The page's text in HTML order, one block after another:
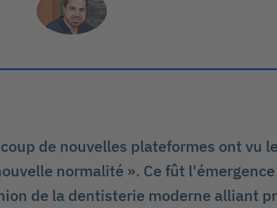
de nouvelles plateformes ont vu
normalité ». Ce fût
de la dentisterie moderne alliant